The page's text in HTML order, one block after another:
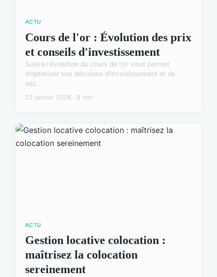
ACTU
Cours de l'or : Évolution des prix
et conseils d'investissement
Suivre l'évolution du cours de l'or vous permet
d'optimiser vos décisions d'investissement et de
séc...
22 janvier 2026 · 8 min
ACTU
Gestion locative colocation :
maîtrisez la colocation
sereinement